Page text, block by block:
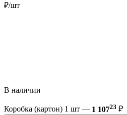
₽/шт
В наличии
Коробка (картон) 1 шт — 1 10723 ₽